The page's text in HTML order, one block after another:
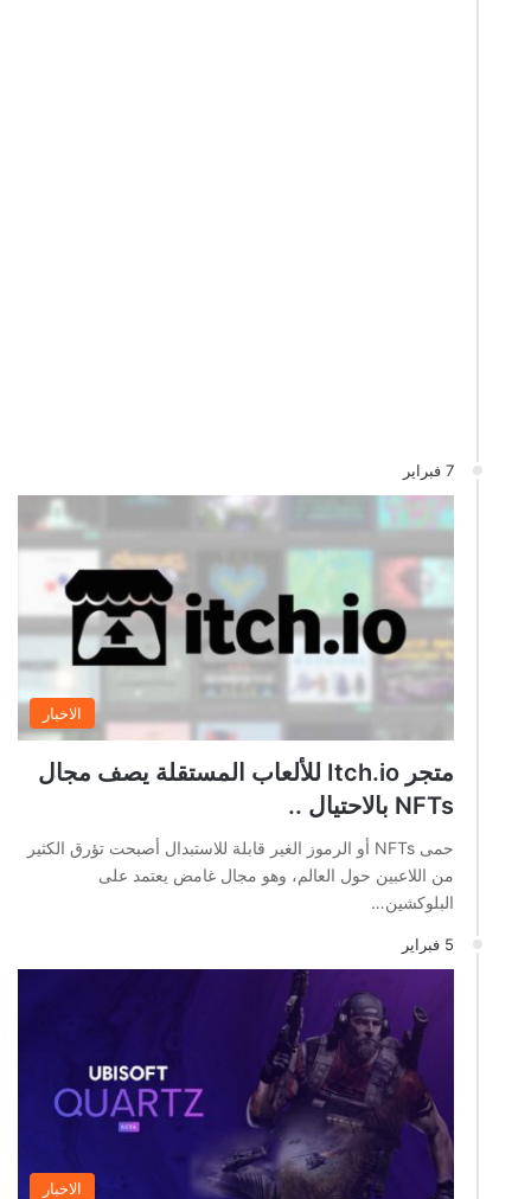
7 فبراير
الاخبار
متجر Itch.io للألعاب المستقلة يصف مجال
NFTs بالاحتيال ..
حمى NFTs أو الرموز الغير قابلة للاستبدال أصبحت تؤرق الكثير
من اللاعبين حول العالم، وهو مجال غامض يعتمد على
البلوكشين…
5 فبراير
الاخبار